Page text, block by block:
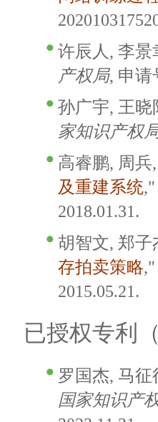
许辰人, 李景
产权局, 申请
孙广宇, 王晓
家知识产权
高睿鹏, 周兵
及重建系统
2018.01.31.
胡智文, 郑子
存拍卖策略
2015.05.21.
已授权专利
罗国杰, 马征
国家知识产